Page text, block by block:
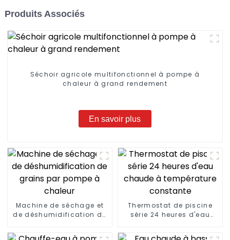
Produits Associés
Séchoir agricole multifonctionnel à pompe à
chaleur à grand rendement
En savoir plus
Machine de séchage et
de déshumidification de
chaleur
Thermostat de piscine
série 24 heures d'eau
constante